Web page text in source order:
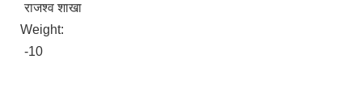
राजश्व शाखा
Weight:
-10